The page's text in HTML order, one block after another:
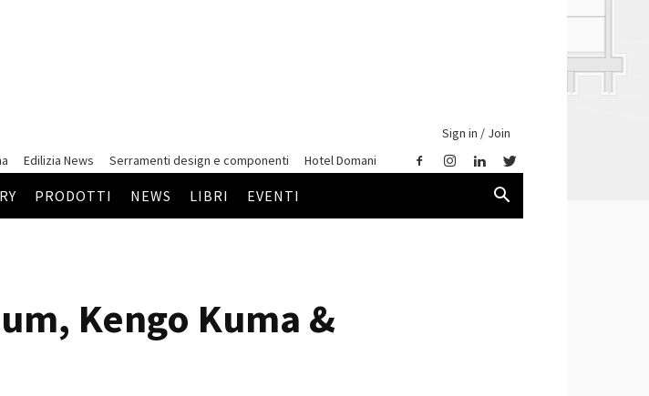
Sign in / Join
Edilizia News Serramenti design e componenti Hotel Domani
PRODOTTI NEWS LIBRI EVENTI
Kengo Kuma &